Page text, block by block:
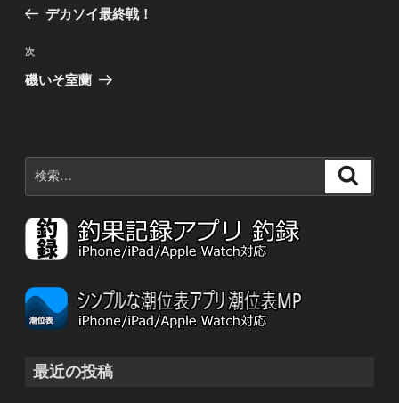
ビ
ゲ
ン
の
稿
デカソイ最終戦！
次
の
次
磯いそ室蘭
索:
最近の投稿